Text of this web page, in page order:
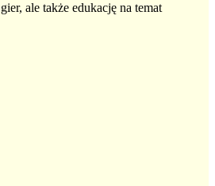
ale także edukację na temat